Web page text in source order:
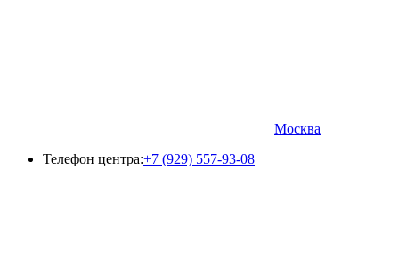
Москва
Телефон центра:+7 (929) 557-93-08